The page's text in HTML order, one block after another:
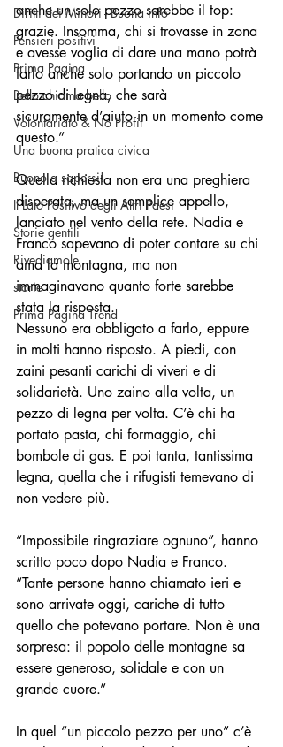
Diritti dei Minori - Buona info
Pensieri positivi
Prima Pagina
Bello chiama bello
Volontariato & No Profit
Una buona pratica civica
Buono a sapersi!
Il Lato Positivo degli Altri Paesi
Storie gentili
Rivediamole
storie
Prima Pagina Trend
anche un solo pezzo sarebbe il top:
grazie. Insomma, chi si trovasse in zona
e avesse voglia di dare una mano potrà
farlo anche solo portando un piccolo
pezzo di legna, che sarà
sicuramente d’aiuto in un momento come
questo.”
Quella richiesta non era una preghiera
disperata, ma un semplice appello,
lanciato nel vento della rete. Nadia e
Franco sapevano di poter contare su chi
ama la montagna, ma non
immaginavano quanto forte sarebbe
stata la risposta.
Nessuno era obbligato a farlo, eppure
in molti hanno risposto. A piedi, con
zaini pesanti carichi di viveri e di
solidarietà. Uno zaino alla volta, un
pezzo di legna per volta. C’è chi ha
portato pasta, chi formaggio, chi
bombole di gas. E poi tanta, tantissima
legna, quella che i rifugisti temevano di
non vedere più.
“Impossibile ringraziare ognuno”, hanno
scritto poco dopo Nadia e Franco.
“Tante persone hanno chiamato ieri e
sono arrivate oggi, cariche di tutto
quello che potevano portare. Non è una
sorpresa: il popolo delle montagne sa
essere generoso, solidale e con un
grande cuore.”
In quel “un piccolo pezzo per uno” c’è